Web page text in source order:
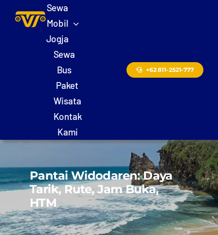
Sewa
Mobil
Jogja
Sewa
Bus
Paket
Wisata
Kontak
Kami
+62 811-2521-777
Pantai Widodaren: Daya
Tarik, Rute, Jam Buka,
HTM